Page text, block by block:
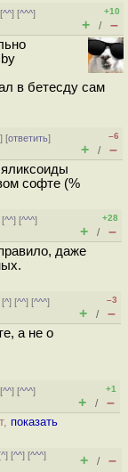
^^] [^^^]
+10
+ / –
в бетесду сам
] [ответить]
–6
+ / –
софте (%
[^^] [^^^]
+28
+ / –
даже
[^] [^^] [^^^]
–3
+ / –
а не о
^^] [^^^]
+1
+ / –
показать
^] [^^] [^^^]
+ / –